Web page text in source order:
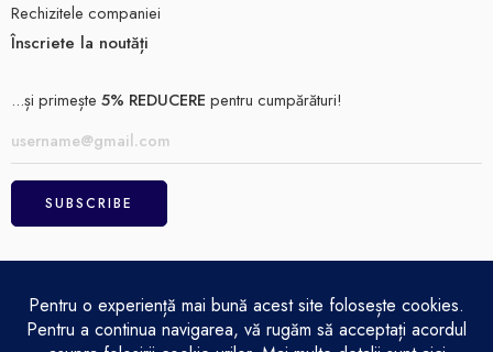
Rechizitele companiei
Înscriete la noutăți
...și primește 5% REDUCERE pentru cumpărături!
ELECTRO MAGAZIN SRL© 2026